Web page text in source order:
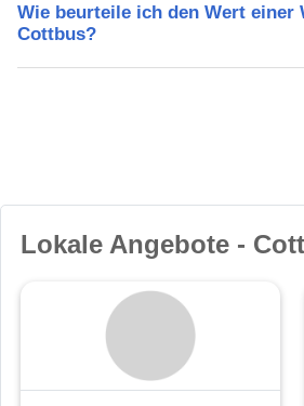
Wie beurteile ich den Wert einer
Cottbus?
Lokale Angebote -